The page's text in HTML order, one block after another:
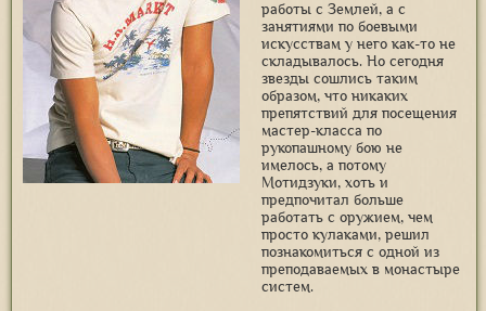
работы с Землей, а с
занятиями по боевыми
искусствам у него как-то не
складывалось. Но сегодня
звезды сошлись таким
образом, что никаких
препятствий для посещения
мастер-класса по
рукопашному бою не
имелось, а потому
Мотидзуки, хоть и
предпочитал больше
работать с оружием, чем
просто кулаками, решил
познакомиться с одной из
преподаваемых в монастыре
систем.